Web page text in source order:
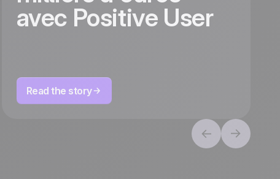
avec Positive User
Read the story